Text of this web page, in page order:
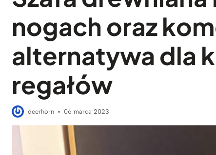
nogach oraz
alternatywa dla
regałów
deerhorn 06 marca 2023